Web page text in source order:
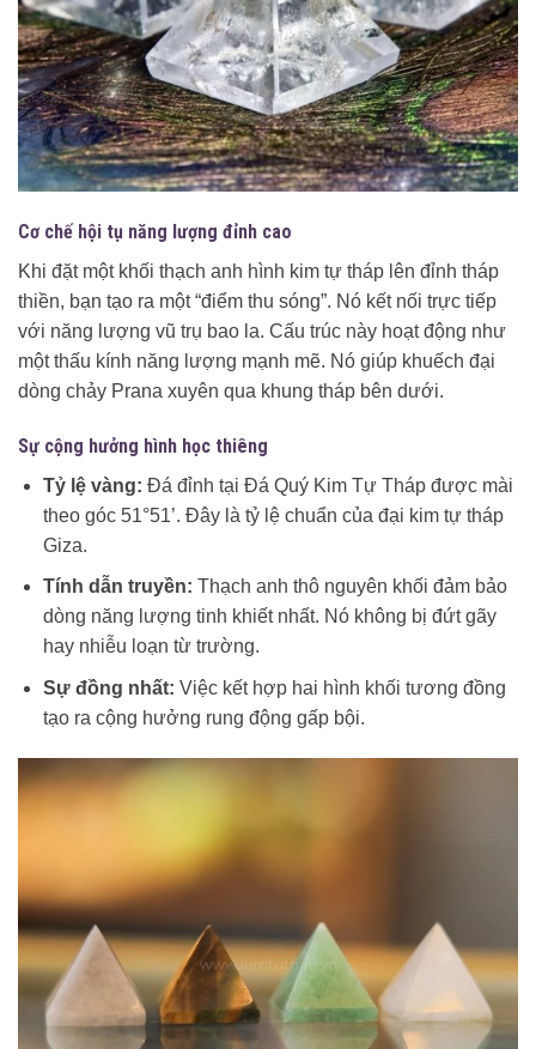
Cơ chế hội tụ năng lượng đỉnh cao
Khi đặt một khối thạch anh hình kim tự tháp lên đỉnh tháp
thiền, bạn tạo ra một “điểm thu sóng”. Nó kết nối trực tiếp
với năng lượng vũ trụ bao la. Cấu trúc này hoạt động như
một thấu kính năng lượng mạnh mẽ. Nó giúp khuếch đại
dòng chảy Prana xuyên qua khung tháp bên dưới.
Sự cộng hưởng hình học thiêng
Tỷ lệ vàng: Đá đỉnh tại Đá Quý Kim Tự Tháp được mài
theo góc 51°51’. Đây là tỷ lệ chuẩn của đại kim tự tháp
Giza.
Tính dẫn truyền: Thạch anh thô nguyên khối đảm bảo
dòng năng lượng tinh khiết nhất. Nó không bị đứt gãy
hay nhiễu loạn từ trường.
Sự đồng nhất: Việc kết hợp hai hình khối tương đồng
tạo ra cộng hưởng rung động gấp bội.